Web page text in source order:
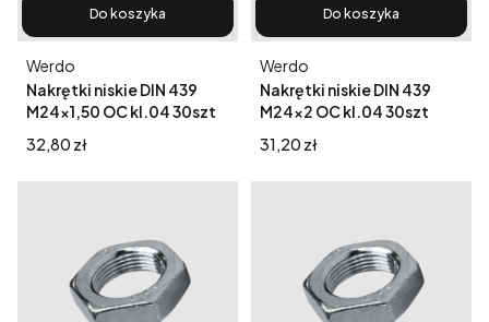
Do koszyka
Nakrętki niskie DIN 439
M24x1,50 OC kl.04 30szt
Producent
Werdo
Cena
32,80 zł
Do koszyka
Nakrętki niskie DIN 439
M24x2 OC kl.04 30szt
Producent
Werdo
Cena
31,20 zł